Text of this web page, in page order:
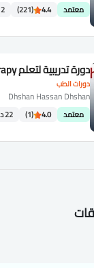
معتمد 4.4
(221) 2 درس
دورات الطب
دورة تدريبية لتعلم Chemotherapy
Dhshan Hassan Dhshan
معتمد 4.0
(1) 22 درس